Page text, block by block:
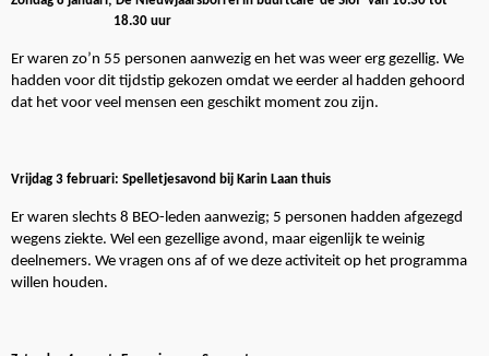
18.30 uur
Er waren zo’n 55 personen aanwezig en het was weer erg gezellig. We
hadden voor dit tijdstip gekozen omdat we eerder al hadden gehoord
dat het voor veel mensen een geschikt moment zou zijn.
Vrijdag 3 februari: Spelletjesavond bij Karin Laan thuis
Er waren slechts 8 BEO-leden aanwezig; 5 personen hadden afgezegd
wegens ziekte. Wel een gezellige avond, maar eigenlijk te weinig
deelnemers. We vragen ons af of we deze activiteit op het programma
willen houden.